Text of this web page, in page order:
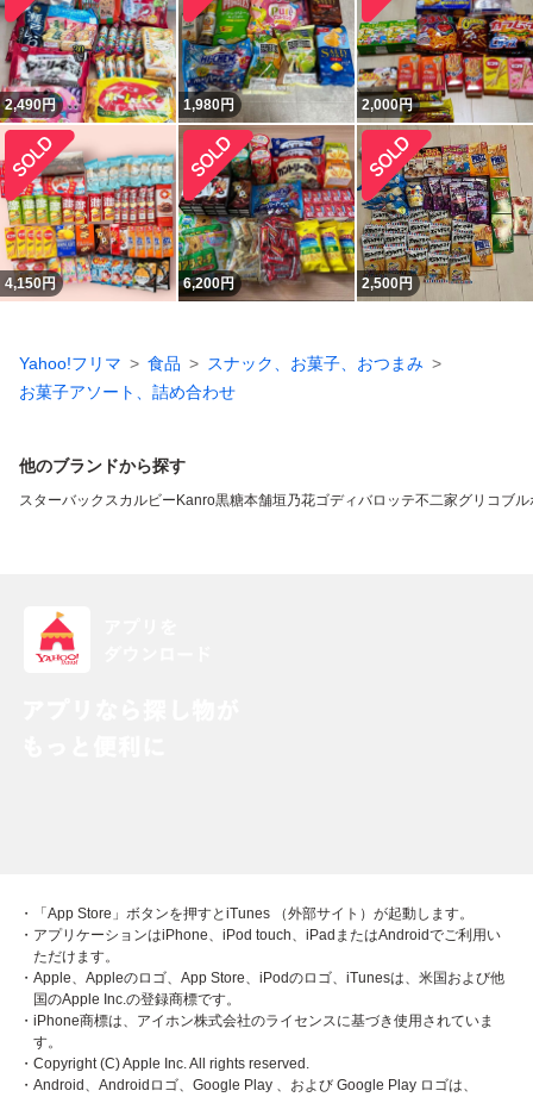
2,490円 1,980円 2,000円
4,150円 6,200円 2,500円
Yahoo!フリマ 食品
スナック、お菓子、おつまみ
お菓子アソート、詰め合わせ
他のブランドから探す
スターバックスカルビー Kanro黒糖本舗垣乃花ゴディバロッテ不二家グリコ ブル
・「App Store」ボタンを押すとiTunes （外部サイト）が起動します。
・アプリケーションはiPhone、iPod touch、iPadまたはAndroidでご利用い
ただけます。
・Apple、Appleのロゴ、App Store、iPodのロゴ、iTunesは、米国および他
国のApple Inc.の登録商標です。
・iPhone商標は、アイホン株式会社のライセンスに基づき使用されていま
す。
・Copyright (C) Apple Inc. All rights reserved.
・Android、Androidロゴ、Google Play 、および Google Play ロゴは、